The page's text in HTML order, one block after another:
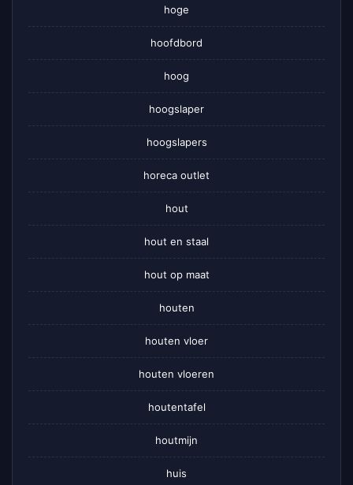
hoge
hoofdbord
hoog
hoogslaper
hoogslapers
horeca outlet
hout
hout en staal
hout op maat
houten
houten vloer
houten vloeren
houtentafel
houtmijn
huis